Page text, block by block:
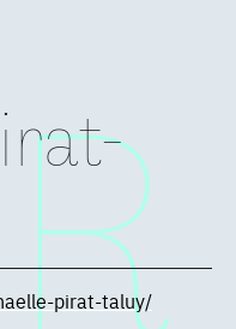
pirat-taluy/